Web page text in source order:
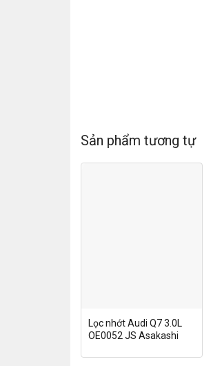
Sản phẩm tương tự
Lọc nhớt Audi Q7 3.0L
OE0052 JS Asakashi